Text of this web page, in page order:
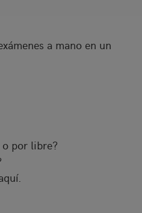
a mano en un
o por libre?